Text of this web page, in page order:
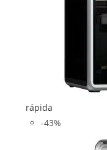
rápida
-43%